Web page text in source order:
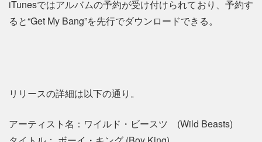
iTunesではアルバムの予約が受け付けられており、予約す
ると“Get My Bang”を先行でダウンロードできる。
リリースの詳細は以下の通り。
アーティスト名：ワイルド・ビースツ (Wild Beasts)